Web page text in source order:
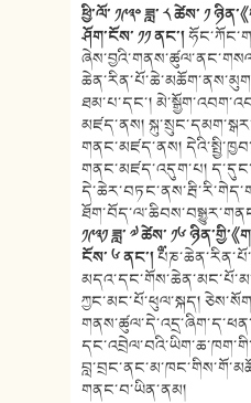
ཕྱི་ལོ་ ༡༩༣༠ ཟླ་ ༨ ཚེས་ ༡ ཉིན་《
ཤོག་ངོས་ ༡༡ ནང་།
ཐམ་པ་དང་།
མཛད་ནས།
གནང་མཛད་ནས།
གནང་མཛད་འདུག་པ།
༡༩༣༡ ཟླ་ ༧ ཚེས་ ༡༦ ཉིན་གྱི་《
ངོས་ ༦ ནང་། ༸
ཀྱང་མང་པོ་ཕུལ་སྐད།
གནང་བ་ཡིན་ནམ།